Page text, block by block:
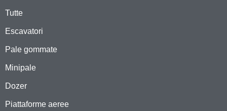
Tutte
Escavatori
Pale gommate
Minipale
Dozer
Piattaforme aeree